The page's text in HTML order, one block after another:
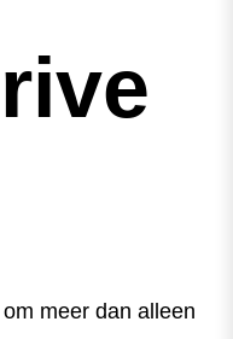
meer dan alleen